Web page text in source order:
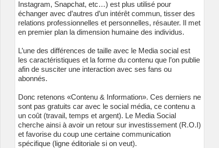
Instagram, Snapchat, etc…) est plus utilisé pour
échanger avec d’autres d’un intérêt commun, tisser des
relations professionnelles et personnelles, résauter. Il met
en premier plan la dimension humaine des individus.
L’une des différences de taille avec le Media social est
les caractéristiques et la forme du contenu que l’on publie
afin de susciter une interaction avec ses fans ou
abonnés.
Donc retenons «Contenu & Information». Ces derniers ne
sont pas gratuits car avec le social média, ce contenu a
un coût (travail, temps et argent). Le Media Social
cherche ainsi à avoir un retour sur investissement (R.O.I)
et favorise du coup une certaine communication
spécifique (ligne éditoriale si on veut).